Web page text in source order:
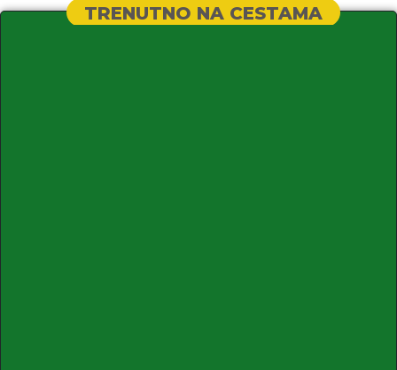
TRENUTNO NA CESTAMA